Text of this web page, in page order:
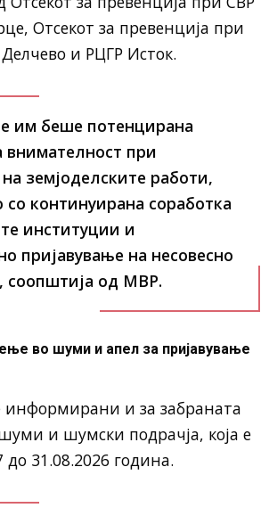
Отсекот за превенција при
и РЦГР Исток.
им беше потенцирана
внимателност при
земјоделските работи,
континуирана соработка
институции и
пријавување на несовесно
соопштија од МВР.
во шуми и апел за пријавување
информирани и за забраната
и шумски подрачја, која е
до 31.08.2026 година.